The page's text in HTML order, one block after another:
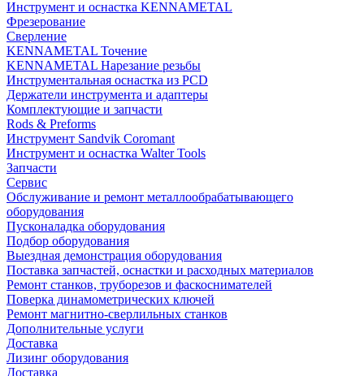
Инструмент и оснастка KENNAMETAL
Фрезерование
Сверление
KENNAMETAL Точение
KENNAMETAL Нарезание резьбы
Инструментальная оснастка из PCD
Держатели инструмента и адаптеры
Комплектующие и запчасти
Rods & Preforms
Инструмент Sandvik Coromant
Инструмент и оснастка Walter Tools
Запчасти
Сервис
Обслуживание и ремонт металлообрабатывающего
оборудования
Пусконаладка оборудования
Подбор оборудования
Выездная демонстрация оборудования
Поставка запчастей, оснастки и расходных материалов
Ремонт станков, труборезов и фаскоснимателей
Поверка динамометрических ключей
Ремонт магнитно-сверлильных станков
Дополнительные услуги
Доставка
Лизинг оборудования
Доставка